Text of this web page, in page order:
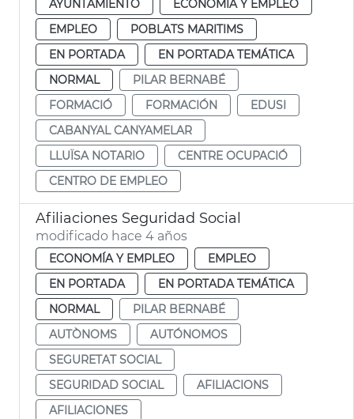
AYUNTAMIENTO
ECONOMÍA Y EMPLEO
EMPLEO
POBLATS MARITIMS
EN PORTADA
EN PORTADA TEMÁTICA
NORMAL
PILAR BERNABÉ
FORMACIÓ
FORMACIÓN
EDUSI
CABANYAL CANYAMELAR
LLUÏSA NOTARIO
CENTRE OCUPACIÓ
CENTRO DE EMPLEO
Afiliaciones Seguridad Social
modificado hace 4 años
ECONOMÍA Y EMPLEO
EMPLEO
EN PORTADA
EN PORTADA TEMÁTICA
NORMAL
PILAR BERNABÉ
AUTÒNOMS
AUTÓNOMOS
SEGURETAT SOCIAL
SEGURIDAD SOCIAL
AFILIACIONS
AFILIACIONES